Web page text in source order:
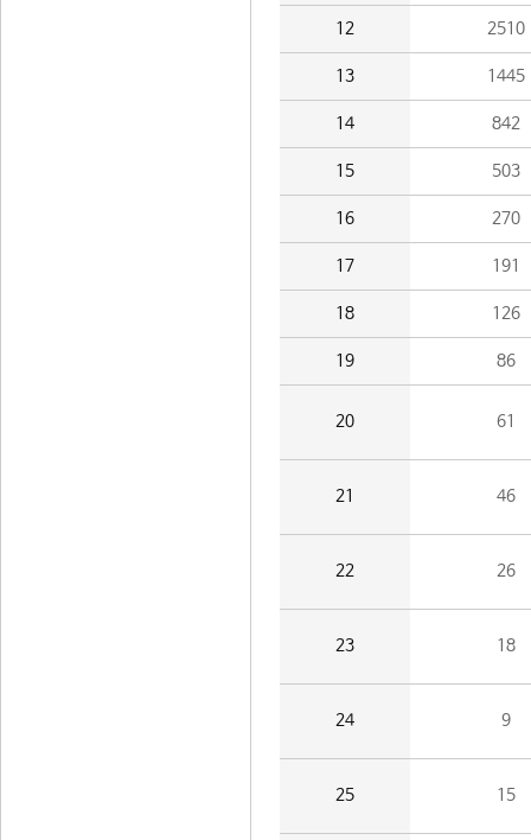
12 2510
13 1445
14 842
15 503
16 270
17 191
18 126
19 86
20 61
21 46
22 26
23 18
24 9
25 15